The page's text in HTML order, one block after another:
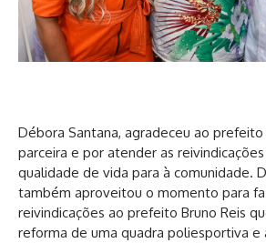
Débora Santana, agradeceu ao prefeito
parceira e por atender as
qualidade de vida para à comunidade.
também aproveitou o momento para
reivindicações ao prefeito Bruno Reis
reforma de uma quadra poliesportiva e